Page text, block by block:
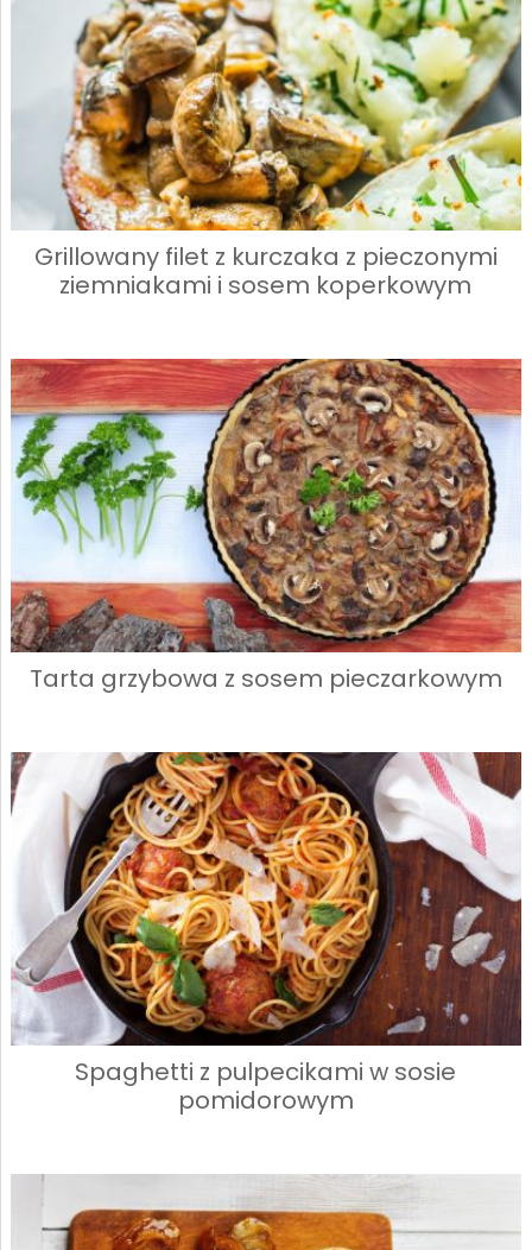
Grillowany filet z kurczaka z pieczonymi
ziemniakami i sosem koperkowym
Tarta grzybowa z sosem pieczarkowym
Spaghetti z pulpecikami w sosie
pomidorowym